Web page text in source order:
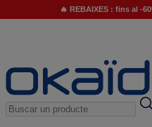
🔥 REBAIXES : fins al -